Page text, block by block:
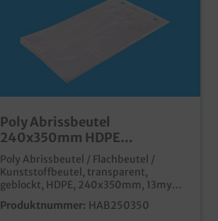
Poly Abrissbeutel
240x350mm HDPE
transparent geblockt 13my
2000St
Poly Abrissbeutel / Flachbeutel /
Kunststoffbeutel, transparent,
geblockt, HDPE, 240x350mm, 13my
2000 Stück im Kartonpraktischer und
günstiger Kunststoff Flachbeutelideal
Produktnummer: HAB250350